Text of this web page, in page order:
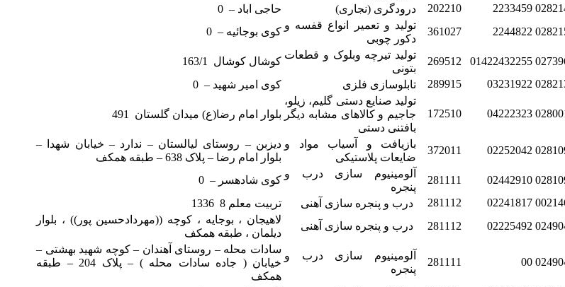
2233459
202210 درودگری (نجاری)
حاجی اباد – 0
2244822
361027
تولید و تعمیر انواع قفسه و
دکور چوبی
کوی بوجائیه – 0
01422432255
269512
تولید تیرچه وبلوک و قطعات
بتونی
کوشال کوشال 163/1
03231922
289915 تابلوسازی فلزی کوی امیر شهید – 0
04222323
172510
تولید صنایع دستی گلیم، زیلو،
جاجیم و کالاهای مشابه دیگر
بافتنی دستی
بلوار امام رضا(ع) میدان گلستان 491
02252042
372011
بازیافت و آسیاب مواد و
ضایعات پلاستیکی
دیزبن – روستای لیالستان – ندارد – خیابان شهدا –
بلوار امام رضا – پلاک 638 – طبقه همکف
02442910
281111
آلومینیوم سازی درب و
پنجره
کوی شادهسر – 0
02241817
281112 درب و پنجره سازی آهنی
تربیت معلم 8 1336
02225492
281112 درب و پنجره سازی آهنی
لاهیجان ، بوجایه ، کوچه ((مهردادحسین پور)) ، بلوار
دیلمان ، طبقه همکف
00
281111
آلومینیوم سازی درب و
پنجره
سادات محله – روستای آهندان – کوچه شهید بهشتی –
خیابان ( جاده سادات محله ) – پلاک 204 – طبقه
همکف